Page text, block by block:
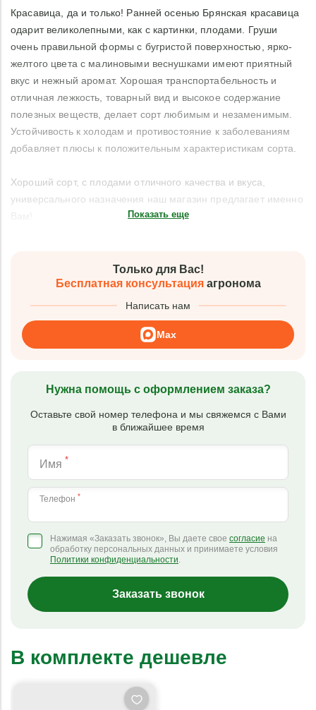
Красавица, да и только! Ранней осенью Брянская красавица
одарит великолепными, как с картинки, плодами. Груши
очень правильной формы с бугристой поверхностью, ярко-
желтого цвета с малиновыми веснушками имеют приятный
вкус и нежный аромат. Хорошая транспортабельность и
отличная лежкость, товарный вид и высокое содержание
полезных веществ, делает сорт любимым и незаменимым.
Устойчивость к холодам и противостояние к заболеваниям
добавляет плюсы к положительным характеристикам сорта.
Хороший сорт, с плодами отличного качества и вкуса,
универсального назначения наш магазин предлагает именно
Показать еще
Только для Вас!
Бесплатная консультацияагронома
Написать нам
Max
Нужна помощь с оформлением заказа?
Оставьте свой номер телефона и мы свяжемся с Вами
в ближайшее время
Имя *
Телефон *
Нажимая «Заказать звонок», Вы даете свое согласие на
обработку персональных данных и принимаете условия
Политики конфиденциальности.
Заказать звонок
В комплекте дешевле